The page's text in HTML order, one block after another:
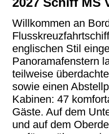
Willkommen an
englischen Stil
Panoramafenstern
teilweise
sowie einen
Kabinen: 47
Gäste. Auf dem
und auf dem